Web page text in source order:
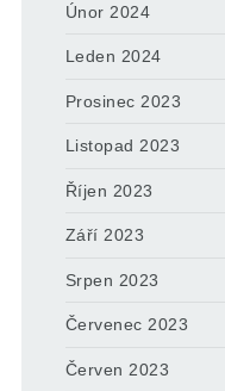
Únor 2024
Leden 2024
Prosinec 2023
Listopad 2023
Říjen 2023
Září 2023
Srpen 2023
Červenec 2023
Červen 2023